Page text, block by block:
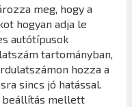
meg, hogy a
hogyan adja le
autótípusok
tartományban,
hozza a
sincs jó hatással.
beállítás mellett